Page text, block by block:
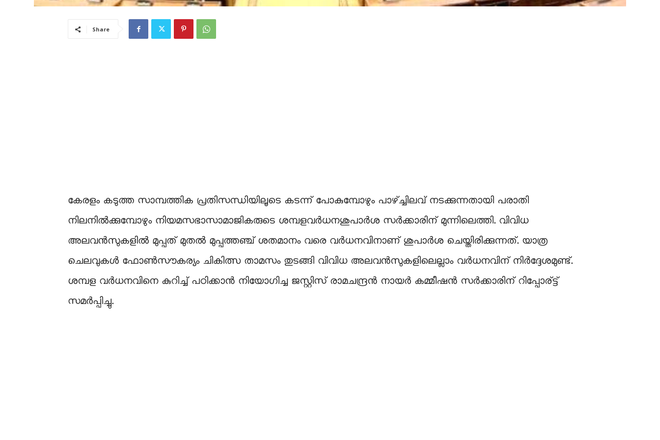
Share
കേരളം കടുത്ത സാമ്പത്തിക പ്രതിസന്ധിയിലൂടെ കടന്ന് പോകുമ്പോഴും പാഴ്ച്ചിലവ് നടക്കുന്നതായി പരാതി
നിലനിൽക്കുമ്പോഴും നിയമസഭാസാമാജികരുടെ ശമ്പളവര്‍ധനശുപാര്‍ശ സര്‍ക്കാരിന് മുന്നിലെത്തി. വിവിധ
അലവൻസുകളിൽ മുപ്പത് മുതൽ മുപ്പത്തഞ്ച് ശതമാനം വരെ വര്‍ധനവിനാണ് ശുപാര്‍ശ ചെയ്തിരിക്കുന്നത്. യാത്ര
ചെലവുകൾ ഫോൺസൗകര്യം ചികിത്സ താമസം തുടങ്ങി വിവിധ അലവൻസുകളിലെല്ലാം വര്‍ധനവിന് നിര്‍ദ്ദേശമുണ്ട്.
ശമ്പള വര്‍ധനവിനെ കുറിച്ച് പഠിക്കാൻ നിയോഗിച്ച ജസ്റ്റിസ് രാമചന്ദ്രൻ നായര്‍ കമ്മീഷൻ സര്‍ക്കാരിന് റിപ്പോര്ട്ട്
സമര്‍പ്പിച്ചു.